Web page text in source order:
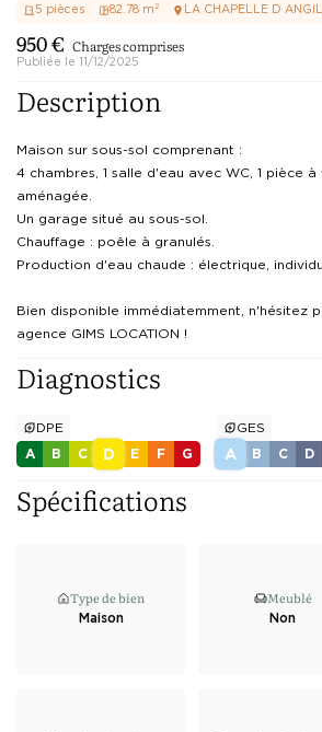
5 pièces 82.78 m² LA CHAPELLE D
950€ Charges comprises
Publiée le 11/12/2025
Description
Maison sur sous-sol comprenant :
4 chambres, 1 salle d'eau avec WC, 1 pièce à
aménagée.
Un garage situé au sous-sol.
Chauffage : poêle à granulés.
Production d'eau chaude : électrique,
Bien disponible immédiatemment, n'hésitez
agence GIMS LOCATION !
Diagnostics
DPE
A B C D E F G
GES
A B C D
Spécifications
Type de bien
Maison
Meublé
Non